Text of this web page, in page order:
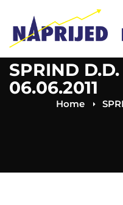
SPRIND
06.06.2011
Home